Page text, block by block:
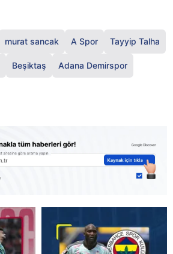
murat sancak A Spor Tayyip Talha
Beşiktaş Adana Demirspor